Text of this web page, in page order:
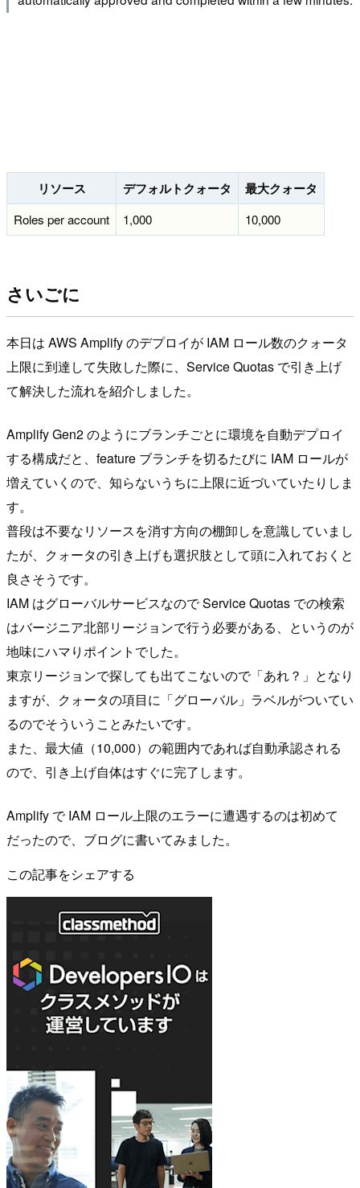
リソース デフォルトクォータ 最大クォータ
Roles per account 1,000 10,000
さいごに
本日は AWS Amplify のデプロイが IAM ロール数のクォータ
上限に到達して失敗した際に、Service Quotas で引き上げ
て解決した流れを紹介しました。
Amplify Gen2 のようにブランチごとに環境を自動デプロイ
する構成だと、feature ブランチを切るたびに IAM ロールが
増えていくので、知らないうちに上限に近づいていたりしま
す。
普段は不要なリソースを消す方向の棚卸しを意識していまし
たが、クォータの引き上げも選択肢として頭に入れておくと
良さそうです。
IAM はグローバルサービスなので Service Quotas での検索
はバージニア北部リージョンで行う必要がある、というのが
地味にハマりポイントでした。
東京リージョンで探しても出てこないので「あれ？」となり
ますが、クォータの項目に「グローバル」ラベルがついてい
るのでそういうことみたいです。
また、最大値（10,000）の範囲内であれば自動承認される
ので、引き上げ自体はすぐに完了します。
Amplify で IAM ロール上限のエラーに遭遇するのは初めて
だったので、ブログに書いてみました。
この記事をシェアする